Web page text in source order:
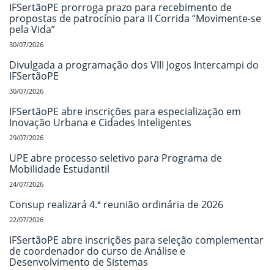
IFSertãoPE prorroga prazo para recebimento de
propostas de patrocínio para II Corrida “Movimente-se
pela Vida”
30/07/2026
Divulgada a programação dos VIII Jogos Intercampi do
IFSertãoPE
30/07/2026
IFSertãoPE abre inscrições para especialização em
Inovação Urbana e Cidades Inteligentes
29/07/2026
UPE abre processo seletivo para Programa de
Mobilidade Estudantil
24/07/2026
Consup realizará 4.ª reunião ordinária de 2026
22/07/2026
IFSertãoPE abre inscrições para seleção complementar
de coordenador do curso de Análise e
Desenvolvimento de Sistemas